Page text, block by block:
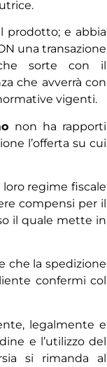
prodotto; e abbia
una transazione
sorte con il
che avverrà con
vigenti.
non ha rapporti
l’offerta su cui
regime fiscale
compensi per il
il quale mette in
che la spedizione
confermi col
legalmente e
e l’utilizzo del
si rimanda al